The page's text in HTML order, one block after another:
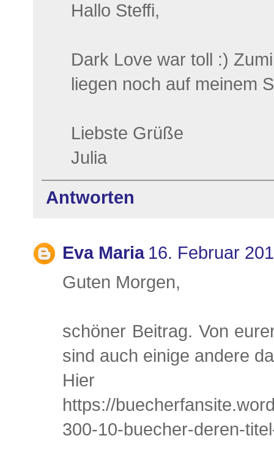
Hallo Steffi,
Dark Love war toll :)
liegen noch auf meinem
Liebste Grüße
Julia
Antworten
Eva Maria 16. Februar
Guten Morgen,
schöner Beitrag. Von
sind auch einige andere
Hier
https://
300-10-buecher-deren-